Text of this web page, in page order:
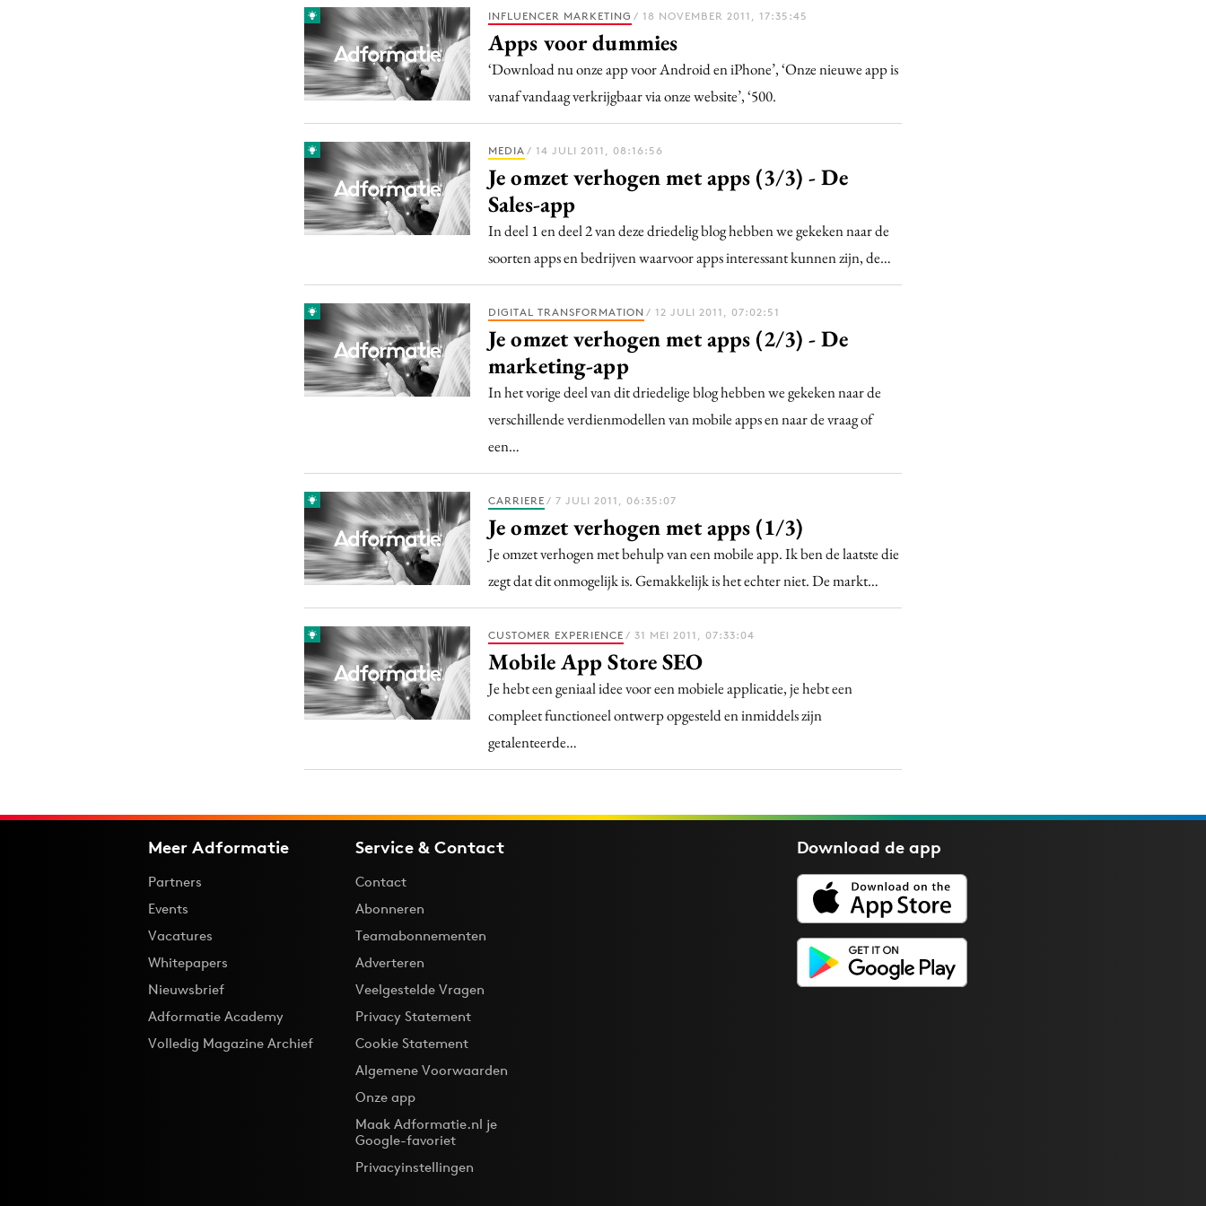
Gedragsverandering
Influencer marketing
Interne communicatie
Purpose Marketing
Reputatie & crisis
INFLUENCER MARKETING / 18 NOVEMBER 2011, 17:35:45
Apps voor dummies
‘Download nu onze app voor Android en iPhone’, ‘Onze nieuwe app is
vanaf vandaag verkrijgbaar via onze website’, ‘500.
MEDIA / 14 JULI 2011, 08:16:56
Je omzet verhogen met apps (3/3) - De
Sales-app
In deel 1 en deel 2 van deze driedelig blog hebben we gekeken naar de
soorten apps en bedrijven waarvoor apps interessant kunnen zijn, de…
DIGITAL TRANSFORMATION / 12 JULI 2011, 07:02:51
Je omzet verhogen met apps (2/3) - De
marketing-app
In het vorige deel van dit driedelige blog hebben we gekeken naar de
verschillende verdienmodellen van mobile apps en naar de vraag of
een…
CARRIERE / 7 JULI 2011, 06:35:07
Je omzet verhogen met apps (1/3)
Je omzet verhogen met behulp van een mobile app. Ik ben de laatste die
zegt dat dit onmogelijk is. Gemakkelijk is het echter niet. De markt…
CUSTOMER EXPERIENCE / 31 MEI 2011, 07:33:04
Mobile App Store SEO
Je hebt een geniaal idee voor een mobiele applicatie, je hebt een
compleet functioneel ontwerp opgesteld en inmiddels zijn
getalenteerde…
Meer Adformatie
Partners
Events
Vacatures
Whitepapers
Nieuwsbrief
Adformatie Academy
Volledig Magazine Archief
Service & Contact
Contact
Abonneren
Teamabonnementen
Adverteren
Veelgestelde Vragen
Privacy Statement
Cookie Statement
Algemene Voorwaarden
Onze app
Maak Adformatie.nl je
Google-favoriet
Privacyinstellingen
Download deapp